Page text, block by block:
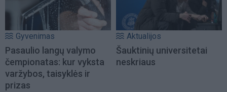
Gyvenimas
Pasaulio langų valymo
čempionatas: kur vyksta
varžybos, taisyklės ir
prizas
Aktualijos
Šauktinių universitetai
neskriaus